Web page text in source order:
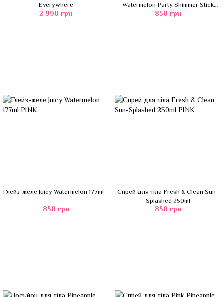
Everywhere
2 990 грн
Watermelon Party Shimmer Stick
355ml
850 грн
Глейз-желе Juicy Watermelon 177ml
850 грн
Спрей для тіла Fresh & Clean Sun-
Splashed 250ml
850 грн